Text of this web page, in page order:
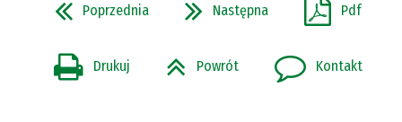
Poprzednia Następna Pdf
Drukuj Powrót Kontakt